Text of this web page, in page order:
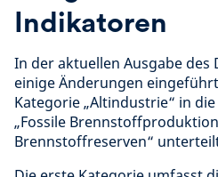
Indikatoren
In der aktuellen Ausgabe
einige Änderungen
Kategorie „Altindustrie“ in
„Fossile
Brennstoffreserven“